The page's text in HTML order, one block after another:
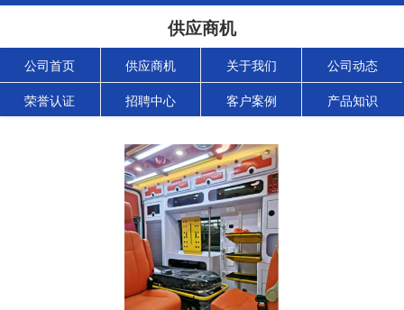
供应商机
公司首页 供应商机 关于我们 公司动态
荣誉认证 招聘中心 客户案例 产品知识